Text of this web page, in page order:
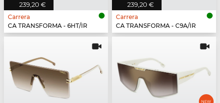
239,20 €
Carrera
CA TRANSFORMA - 6HT/IR
239,20 €
Carrera
CA TRANSFORMA - C9A/IR